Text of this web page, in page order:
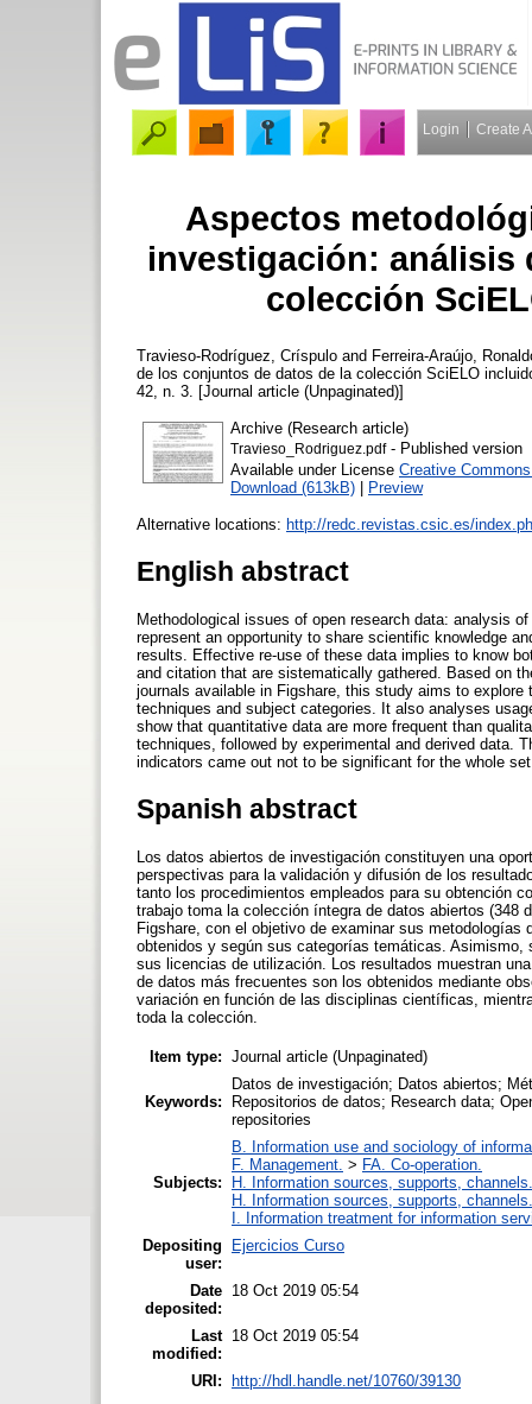
Login Create
Aspectos
investigación: análisis
colección
Travieso-Rodríguez, Críspulo and Ferreira-Araújo,
de los conjuntos de datos de la colección SciELO
42, n. 3. [Journal article (Unpaginated)]
Archive (Research article)
Travieso_Rodriguez.pdf- Published version
Available under License Creative
Download (613kB) | Preview
Alternative locations: http://redc.revistas.csic.es/
English abstract
Methodological issues of open research data: analysis
represent an opportunity to share scientific knowledge
results. Effective re-use of these data implies to know
and citation that are sistematically gathered. Based on
journals available in Figshare, this study aims to
techniques and subject categories. It also analyses
show that quantitative data are more frequent than
techniques, followed by experimental and derived data.
indicators came out not to be significant for the whole
Spanish abstract
Los datos abiertos de investigación constituyen una
perspectivas para la validación y difusión de los
tanto los procedimientos empleados para su obtención
trabajo toma la colección íntegra de datos abiertos
Figshare, con el objetivo de examinar sus
obtenidos y según sus categorías temáticas.
sus licencias de utilización. Los resultados muestran
de datos más frecuentes son los obtenidos mediante
variación en función de las disciplinas científicas,
toda la colección.
Item type: Journal article (Unpaginated)
Keywords:
Datos de investigación; Datos abiertos;
Repositorios de datos; Research data;
repositories
Subjects:
B. Information use and sociology of
F. Management. > FA. Co-operation.
H. Information sources, supports, channels.
H. Information sources, supports, channels.
I. Information treatment for information
Depositing
user:
Ejercicios Curso
Date
deposited:
18 Oct 2019 05:54
Last
modified:
18 Oct 2019 05:54
URI: http://hdl.handle.net/10760/39130